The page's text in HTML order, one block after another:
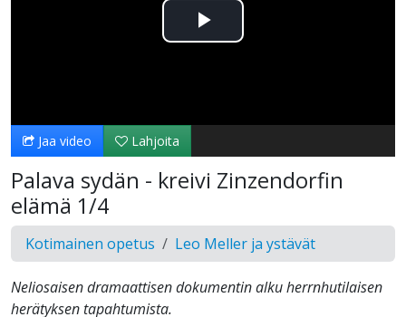
Toista
Jaa video Lahjoita
Palava sydän - kreivi Zinzendorfin
elämä 1/4
Kotimainen opetus Leo Meller ja ystävät
Neliosaisen dramaattisen dokumentin alku herrnhutilaisen
herätyksen tapahtumista.